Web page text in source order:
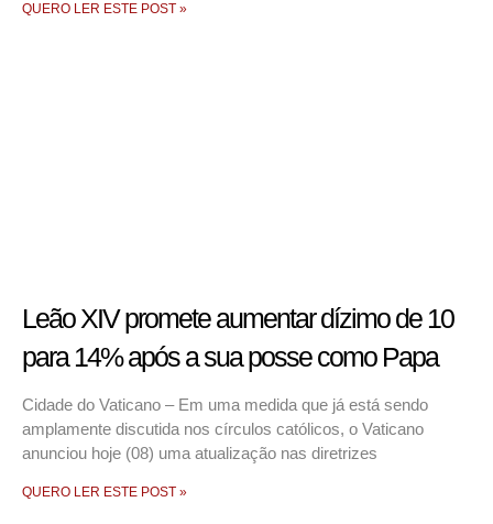
QUERO LER ESTE POST »
Leão XIV promete aumentar dízimo de 10
para 14% após a sua posse como Papa
Cidade do Vaticano – Em uma medida que já está sendo
amplamente discutida nos círculos católicos, o Vaticano
anunciou hoje (08) uma atualização nas diretrizes
QUERO LER ESTE POST »